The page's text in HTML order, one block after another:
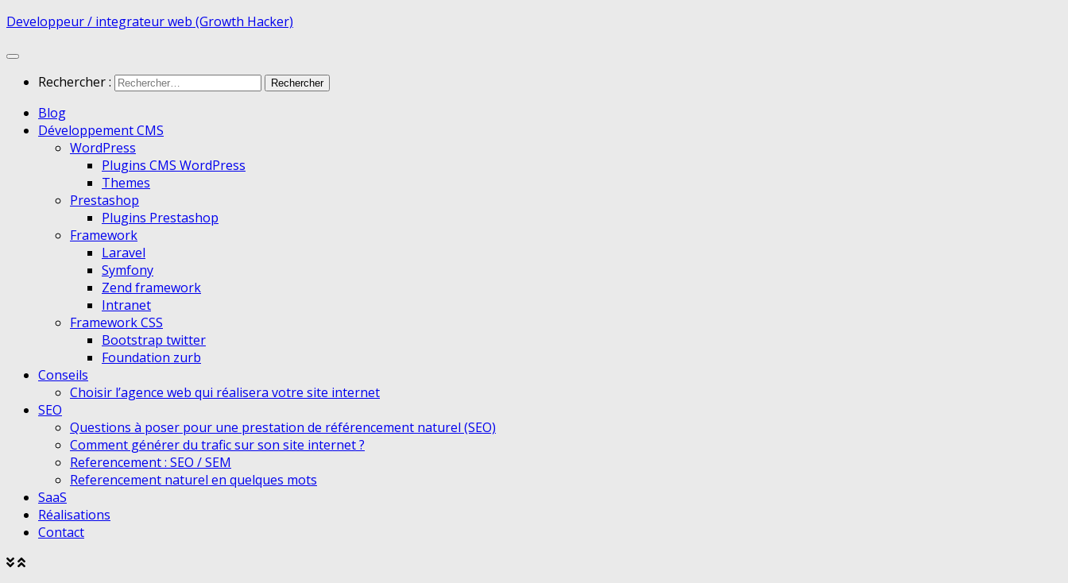
Developpeur / integrateur web (Growth Hacker)
Rechercher :
Blog
Développement CMS
WordPress
Plugins CMS WordPress
Themes
Prestashop
Plugins Prestashop
Framework
Laravel
Symfony
Zend framework
Intranet
Framework CSS
Bootstrap twitter
Foundation zurb
Conseils
Choisir l’agence web qui réalisera votre site internet
SEO
Questions à poser pour une prestation de référencement naturel (SEO)
Comment générer du trafic sur son site internet ?
Referencement : SEO / SEM
Referencement naturel en quelques mots
SaaS
Réalisations
Contact
Agrandir
Réduire